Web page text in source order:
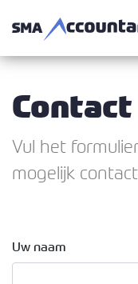
Contact
Vul het
mogelijk
Uw naam